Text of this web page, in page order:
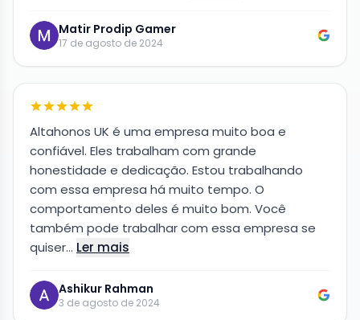
Matir Prodip Gamer
17 de agosto de 2024
Altahonos UK é uma empresa muito boa e
confiável. Eles trabalham com grande
honestidade e dedicação. Estou trabalhando
com essa empresa há muito tempo. O
comportamento deles é muito bom. Você
também pode trabalhar com essa empresa se
quiser… Ler mais
Ashikur Rahman
3 de agosto de 2024